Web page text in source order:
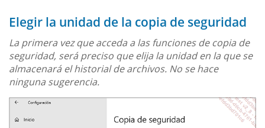
Elegir la unidad de la copia de seguridad
La primera vez que acceda a las funciones de copia de
seguridad, será preciso que elija la unidad en la que se
almacenará el historial de archivos. No se hace
ninguna sugerencia.